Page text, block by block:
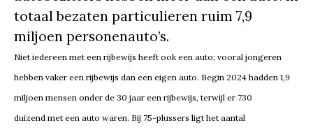
totaal bezaten particulieren ruim 7,9
miljoen personenauto’s.
Niet iedereen met een rijbewijs heeft ook een auto; vooral jongeren
hebben vaker een rijbewijs dan een eigen auto. Begin 2024 hadden 1,9
miljoen mensen onder de 30 jaar een rijbewijs, terwijl er 730
duizend met een auto waren. Bij 75-plussers ligt het aantal